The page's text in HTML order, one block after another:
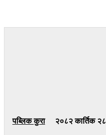
पब्लिक कुरा २०८२ कार्तिक २८